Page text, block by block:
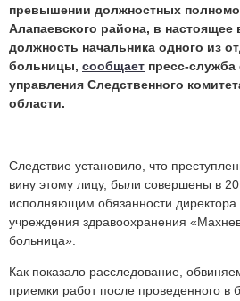
превышении должностных
Алапаевского района, в
должность начальника одного из
больницы, сообщает пресс-служба
управления Следственного
области.
Следствие установило, что
вину этому лицу, были совершены в
исполняющим обязанности директора
учреждения здравоохранения
больница».
Как показало расследование,
приемки работ после проведенного в